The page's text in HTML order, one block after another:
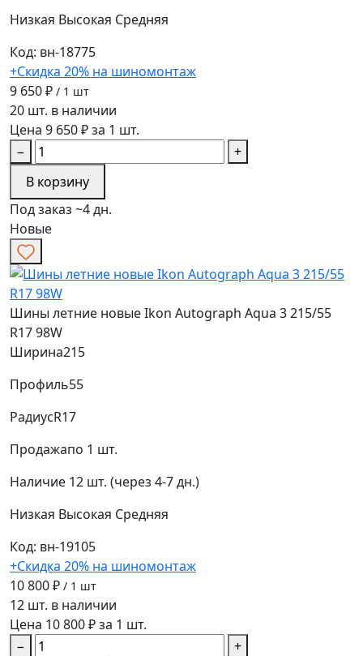
Низкая Высокая Средняя
Код: вн-18775
+Скидка 20% на шиномонтаж
9 650 ₽ / 1 шт
20 шт. в наличии
Цена 9 650 ₽ за 1 шт.
−
+
В корзину
Под заказ ~4 дн.
Новые
Шины летние новые Ikon Autograph Aqua 3 215/55
R17 98W
Ширина215
Профиль55
РадиусR17
Продажапо 1 шт.
Наличие 12 шт. (через 4-7 дн.)
Низкая Высокая Средняя
Код: вн-19105
+Скидка 20% на шиномонтаж
10 800 ₽ / 1 шт
12 шт. в наличии
Цена 10 800 ₽ за 1 шт.
−
+